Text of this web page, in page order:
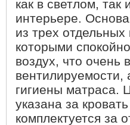
как в светлом, так
интерьере.
из трех
которыми
воздух, что очень
вентилируемости,
гигиены матраса.
указана за
комплектуется за